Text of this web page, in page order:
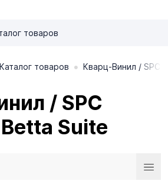
товаров
Каталог товаров • Кварц-Винил / SPC
/ SPC
Suite